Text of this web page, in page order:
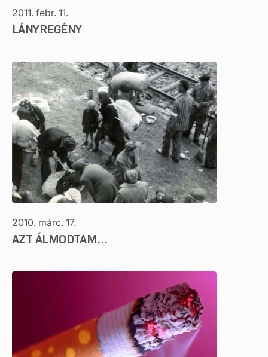
2011. febr. 11.
LÁNYREGÉNY
2010. márc. 17.
AZT ÁLMODTAM…